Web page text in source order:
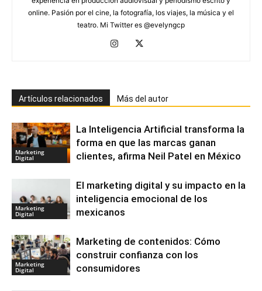
online. Pasión por el cine, la fotografía, los viajes, la música y el
teatro. Mi Twitter es @evelyngcp
Artículos relacionados Más del autor
Marketing
Digital
La Inteligencia Artificial transforma la
forma en que las marcas ganan
clientes, afirma Neil Patel en México
Marketing
Digital
El marketing digital y su impacto en la
inteligencia emocional de los
mexicanos
Marketing
Digital
Marketing de contenidos: Cómo
construir confianza con los
consumidores